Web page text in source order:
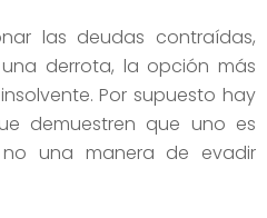
las deudas contraídas,
derrota, la opción más
Por supuesto hay
demuestren que uno es
una manera de evadir